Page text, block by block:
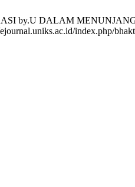
by.U DALAM
index.php/